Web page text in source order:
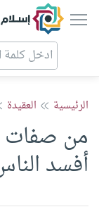
الرئيسية العقيدة
من صفات
أفسد